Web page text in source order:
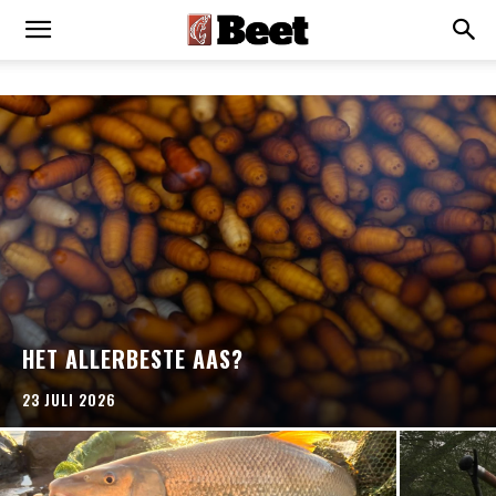
HET ALLERBESTE AAS?
23 JULI 2026